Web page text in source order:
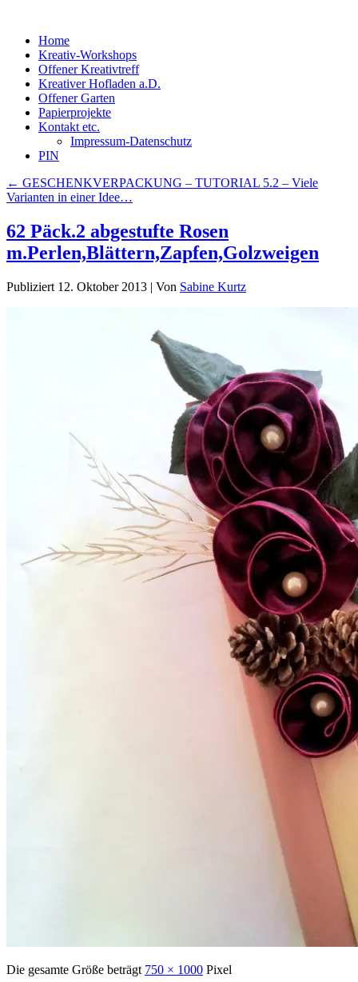
Home
Kreativ-Workshops
Offener Kreativtreff
Kreativer Hofladen a.D.
Offener Garten
Papierprojekte
Kontakt etc.
Impressum-Datenschutz
PIN
← GESCHENKVERPACKUNG – TUTORIAL 5.2 – Viele
Varianten in einer Idee…
62 Päck.2 abgestufte Rosen
m.Perlen,Blättern,Zapfen,Golzweigen
Publiziert 12. Oktober 2013 | Von Sabine Kurtz
Die gesamte Größe beträgt 750 × 1000 Pixel